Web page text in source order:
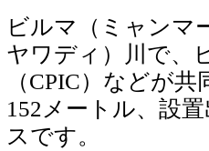
ビルマ（ミャンマ
ヤワディ）川で、
（CPIC）などが
152メートル、設
スです。